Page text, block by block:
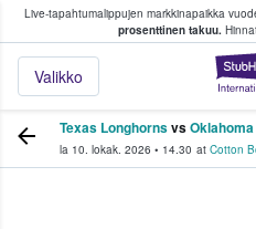
Live-tapahtumalippujen markkinapaikka
prosenttinen takuu.
Valikko
fanit ostavat ja
Texas Longhornsvs
la 10. lokak. 2026 • 14.30 at Cotton